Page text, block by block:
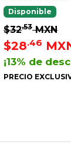
Disponible
$32.53MXN
$28.46
¡13% de
PRECIO